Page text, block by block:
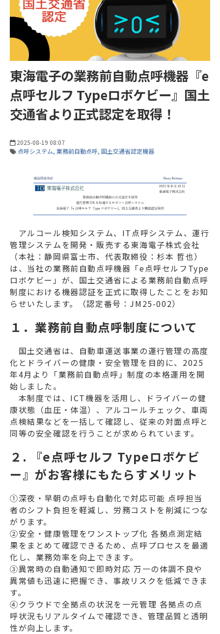
東海電子の業務前自動点呼機器『e
点呼セルフ Typeロボケビー』国土
交通省より正式認定を取得！
2025-08-19 08:07
点呼システム 業務前自動点呼 国土交通省認定機器
アルコール検知システム、IT点呼システム、運行
管理システムを開発・販売する東海電子株式会社
（本社：静岡県富士市、代表取締役：杉本 哲也）
は、当社の業務前自動点呼機器「e点呼セルフType
ロボケビー 」が、国土交通省による業務前自動点呼
制度における機器認証を正式に取得したことをお知
らせいたします。（認定番号：JM25-002）
１．業務前自動点呼制度について
国土交通省は、自動車運送事業の運行管理の高度
化とドライバーの健康・安全管理を目的に、2025
年4月より「業務前自動点呼」制度の本格運用を開
始しました。
本制度では、ICT機器を活用し、ドライバーの健
康状態（血圧・体温）、アルコールチェック、車両
点検結果などを一括して確認し、従来の対面点呼と
同等の安全確認を行うことが求められています。
２. 『e点呼セルフ Typeロボケビ
ー』がお客様にもたらすメリット
①深夜・早朝の点呼も自動化で対応可能 点呼担当
者のシフト負担を軽減し、労務コストを削減につな
がります。
②安全・健康管理をワンストップ化 各拠点測定結
果をまとめて確認できるため、点呼プロセスを最適
化し、業務効率を向上できます。
③異常時の自動通知で即時対応 万一の体調不良や
異常値も迅速に把握でき、事故リスクを低減できま
す。
④クラウドで全拠点の状況を一元管理 各拠点の点
呼状況もリアルタイムで確認でき、管理品質と透明
性が向上します。